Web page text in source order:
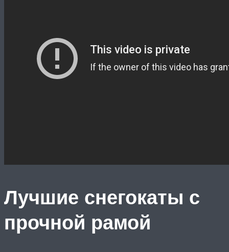
Лучшие снегокаты с
прочной рамой